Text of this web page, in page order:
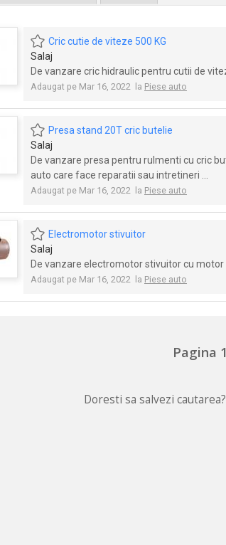
Cric cutie de viteze 500 KG
Salaj
De vanzare cric hidraulic pentru cutii de
Adaugat pe Mar 16, 2022 la Piese auto
Presa stand 20T cric butelie
Salaj
De vanzare presa pentru rulmenti cu cric
auto care face reparatii sau intretineri ...
Adaugat pe Mar 16, 2022 la Piese auto
Electromotor stivuitor
Salaj
De vanzare electromotor stivuitor cu motor
Adaugat pe Mar 16, 2022 la Piese auto
Pagina
Doresti sa salvezi cautarea?